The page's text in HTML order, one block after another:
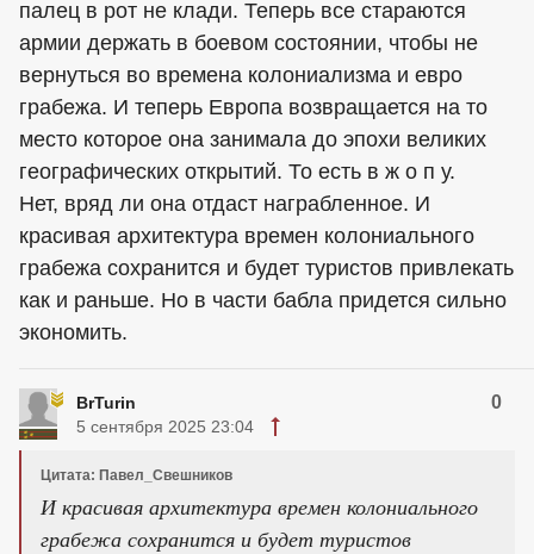
палец в рот не клади. Теперь все стараются
армии держать в боевом состоянии, чтобы не
вернуться во времена колониализма и евро
грабежа. И теперь Европа возвращается на то
место которое она занимала до эпохи великих
географических открытий. То есть в ж о п у.
Нет, вряд ли она отдаст награбленное. И
красивая архитектура времен колониального
грабежа сохранится и будет туристов привлекать
как и раньше. Но в части бабла придется сильно
экономить.
BrTurin 0
5 сентября 2025 23:04
Цитата: Павел_Свешников
И красивая архитектура времен колониального
грабежа сохранится и будет туристов